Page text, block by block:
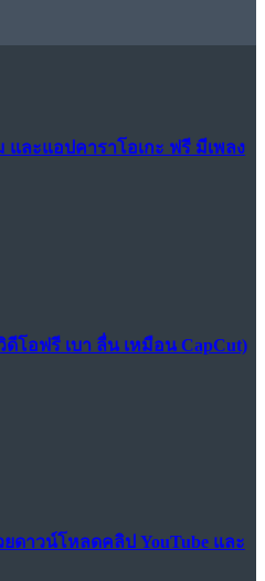
และแอปคาราโอเกะ ฟรี มีเพลง
โอฟรี เบา ลื่น เหมือน CapCut)
ดาวน์โหลดคลิป YouTube และ